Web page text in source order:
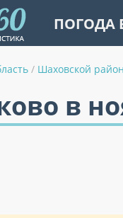
ПОГОДА
/ Шаховской
в